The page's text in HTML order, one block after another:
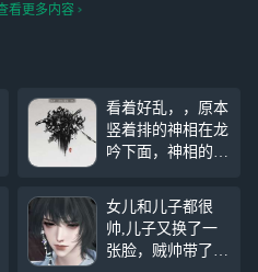
看更多内容
看着好乱，，原本
竖着排的神相在龙
吟下面，神相的像
调，现在横着感觉
好怪。没必要给鸿
音加到中间啊，鸿
音本来就会飞，加
女儿和儿子都很
帅,儿子又换了一
张脸，贼帅带了点